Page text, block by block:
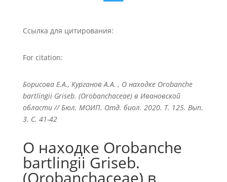
Ссылка для цитирования:
For citation:
Борисова Е.А., Курганов А.А. , О находке Orobanche
bartlingii Griseb. (Orobanchaceae) в Ивановской
области // Бюл. МОИП. Отд. биол. 2020. Т. 125. Вып.
3. С. 41-42
О находке Orobanche
bartlingii Griseb.
(Orobanchaceae) в